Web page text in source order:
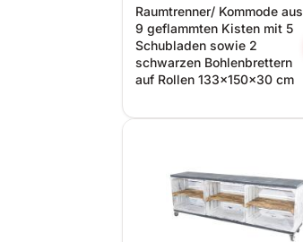
Raumtrenner/ Kommode aus
9 geflammten Kisten mit 5
Schubladen sowie 2
schwarzen Bohlenbrettern
auf Rollen 133x150x30 cm